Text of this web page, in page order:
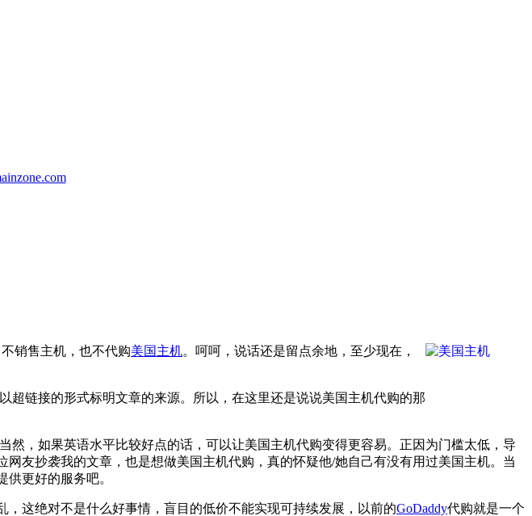
销售主机，也不代购美国主机。呵呵，说话还是留点余地，至少现在，
链接的形式标明文章的来源。所以，在这里还是说说美国主机代购的那
然，如果英语水平比较好点的话，可以让美国主机代购变得更容易。正因为门槛太低，导
网友抄袭我的文章，也是想做美国主机代购，真的怀疑他/她自己有没有用过美国主机。当
更好的服务吧。
这绝对不是什么好事情，盲目的低价不能实现可持续发展，以前的GoDaddy代购就是一个